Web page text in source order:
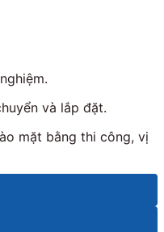
.
và lắp đặt.
mặt bằng thi công, vị